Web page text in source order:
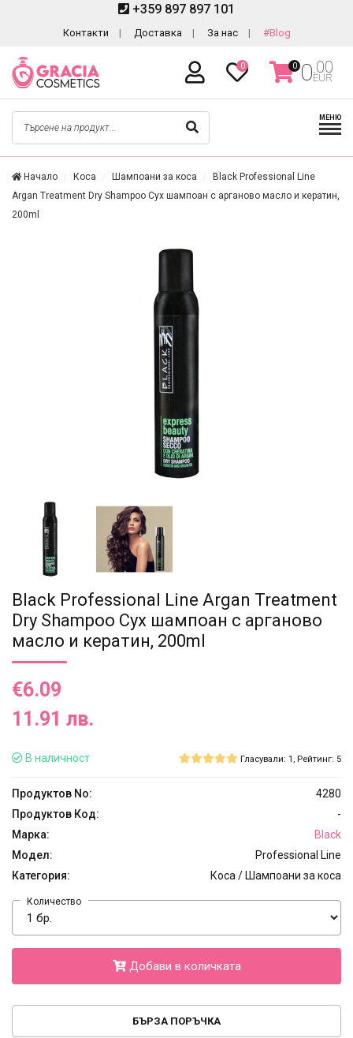
+359 897 897 101
Контакти Доставка За нас #Blog
0 0 0.00
EUR
МЕНЮ
Начало Коса Шампоани за коса
Black Professional Line
Argan Treatment Dry Shampoo Сух шампоан с арганово масло и кератин,
200ml
Black Professional Line Argan Treatment
Dry Shampoo Сух шампоан с арганово
масло и кератин, 200ml
€6.09
11.91 лв.
В наличност Гласували: 1, Рейтинг: 5
Продуктов No:
4280
Продуктов Код:
-
Марка:
Black
Модел:
Professional Line
Категория:
Коса / Шампоани за коса
Количество
Добави в количката
БЪРЗА ПОРЪЧКА